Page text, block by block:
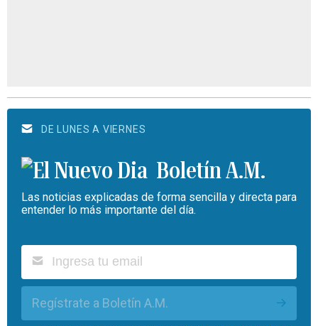
DE LUNES A VIERNES
Boletín A.M.
Las noticias explicadas de forma sencilla y directa para
entender lo más importante del día.
Regístrate a Boletín A.M.